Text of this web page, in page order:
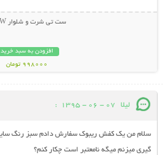
ست تی شرت و شلوار BMW
افزودن به سبد خرید
998000 تومان
لیلا 07 - 06 - 1395
:
گیری میزنم میگه نامعتبر است چکار کنم؟